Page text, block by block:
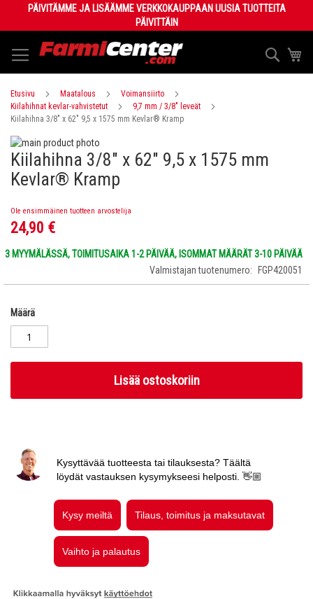
Content
PÄIVITÄMME JA LISÄÄMME VERKKOKAUPPAAN UUSIA TUOTTEITA
PÄIVITTÄIN
Haku
Etusivu Maatalous
Voimansiirto
Kiilahihnat kevlar-vahvistetut
9,7 mm / 3/8" leveät
Kiilahihna 3/8" x 62" 9,5 x 1575 mm Kevlar® Kramp
Skip
to
the
end
the
images
Skip
to
the
of
the
gallery
Kiilahihna 3/8" x 62" 9,5 x 1575 mm
Kevlar® Kramp
Ole ensimmäinen tuotteen arvostelija
24,90 €
3 MYYMÄLÄSSÄ, TOIMITUSAIKA 1-2 PÄIVÄÄ, ISOMMAT MÄÄRÄT 3-10 PÄIVÄÄ
Valmistajan tuotenumero
FGP420051
Määrä
Lisää ostoskoriin